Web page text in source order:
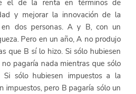
el de la renta en términos de
y mejorar la innovación de la
en dos personas. A y B, con un
Pero en un año, A no produjo
que B sí lo hizo. Si sólo hubiesen
pagaría nada mientras que sólo
Si sólo hubiesen impuestos a la
impuestos, pero B pagaría sólo un